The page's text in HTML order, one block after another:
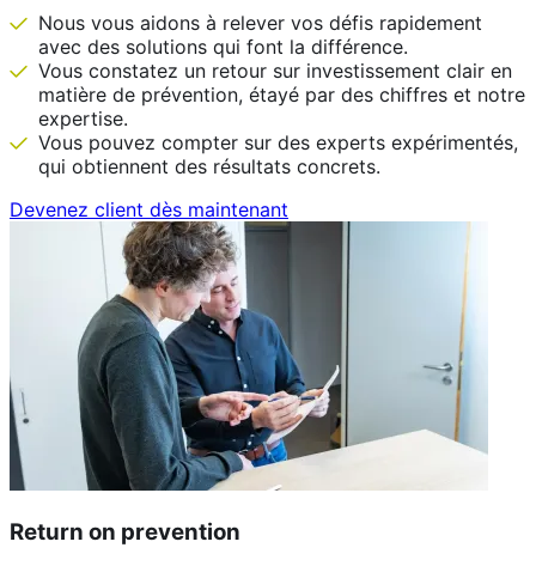
Nous vous aidons à relever vos défis rapidement
avec des solutions qui font la différence.
Vous constatez un retour sur investissement clair en
matière de prévention, étayé par des chiffres et notre
expertise.
Vous pouvez compter sur des experts expérimentés,
qui obtiennent des résultats concrets.
Devenez client dès maintenant
Return on prevention